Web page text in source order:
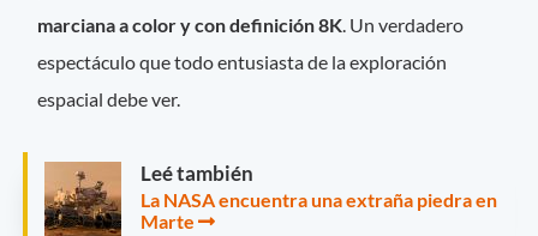
marciana a color y con definición 8K . Un verdadero
espectáculo que todo entusiasta de la exploración
espacial debe ver.
Leé también
La NASA encuentra una extraña piedra en
Marte